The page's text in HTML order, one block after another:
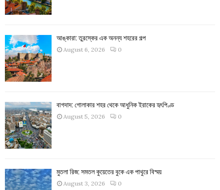
আঙ্কারা: তুরস্কের এক অনন্য শহরের গল্প
August 6, 2026 0
বাগদাদ: গোলাকার শহর থেকে আধুনিক ইরাকের হৃৎপিণ্ড
August 5, 2026 0
মুতলা রিজ: সমতল কুয়েতের বুকে এক পাথুরে বিস্ময়
August 3, 2026 0